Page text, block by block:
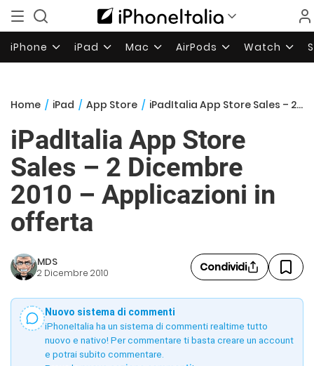
iPhone iPad Mac AirPods Watch
Home / iPad / App Store / iPadItalia App Store Sales – 2 Dicembre 2010 – Applicazioni in offerta
iPadItalia App Store
Sales – 2 Dicembre
2010 – Applicazioni in
offerta
MDS
2 Dicembre 2010 Condividi
Nuovo sistema di commenti
iPhoneItalia ha un sistema di commenti realtime tutto
nuovo e nativo! Per commentare ti basta creare un account
e potrai subito commentare.